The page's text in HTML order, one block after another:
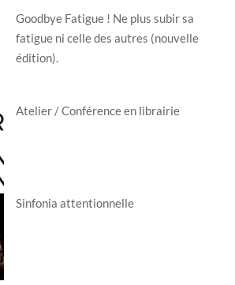
Goodbye Fatigue ! Ne plus subir sa
fatigue ni celle des autres (nouvelle
édition).
Atelier / Conférence en librairie
Sinfonia attentionnelle